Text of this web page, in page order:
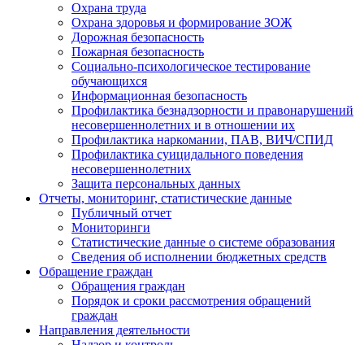
Охрана труда
Охрана здоровья и формирование ЗОЖ
Дорожная безопасность
Пожарная безопасность
Социально-психологическое тестирование
обучающихся
Информационная безопасность
Профилактика безнадзорности и правонарушений
несовершеннолетних и в отношении их
Профилактика наркомании, ПАВ, ВИЧ/СПИД
Профилактика суицидального поведения
несовершеннолетних
Защита персональных данных
Отчеты, мониторинг, статистические данные
Публичный отчет
Мониторинги
Статистические данные о системе образования
Сведения об исполнении бюджетных средств
Обращение граждан
Обращения граждан
Порядок и сроки рассмотрения обращений
граждан
Направления деятельности